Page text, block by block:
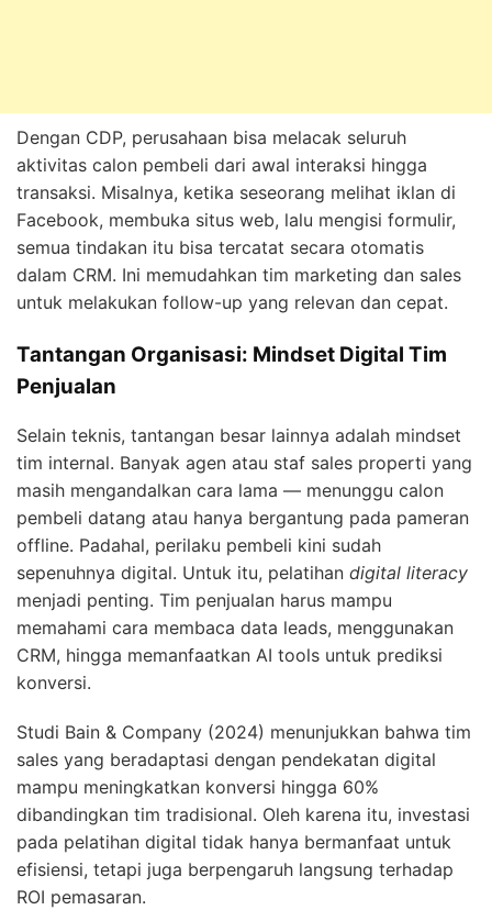
Dengan CDP, perusahaan bisa melacak seluruh
aktivitas calon pembeli dari awal interaksi hingga
transaksi. Misalnya, ketika seseorang melihat iklan di
Facebook, membuka situs web, lalu mengisi formulir,
semua tindakan itu bisa tercatat secara otomatis
dalam CRM. Ini memudahkan tim marketing dan sales
untuk melakukan follow-up yang relevan dan cepat.
Tantangan Organisasi: Mindset Digital Tim
Penjualan
Selain teknis, tantangan besar lainnya adalah mindset
tim internal. Banyak agen atau staf sales properti yang
masih mengandalkan cara lama — menunggu calon
pembeli datang atau hanya bergantung pada pameran
offline. Padahal, perilaku pembeli kini sudah
sepenuhnya digital. Untuk itu, pelatihan digital literacy
menjadi penting. Tim penjualan harus mampu
memahami cara membaca data leads, menggunakan
CRM, hingga memanfaatkan AI tools untuk prediksi
konversi.
Studi Bain & Company (2024) menunjukkan bahwa tim
sales yang beradaptasi dengan pendekatan digital
mampu meningkatkan konversi hingga 60%
dibandingkan tim tradisional. Oleh karena itu, investasi
pada pelatihan digital tidak hanya bermanfaat untuk
efisiensi, tetapi juga berpengaruh langsung terhadap
ROI pemasaran.